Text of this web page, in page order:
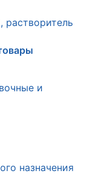
растворитель
и
назначения